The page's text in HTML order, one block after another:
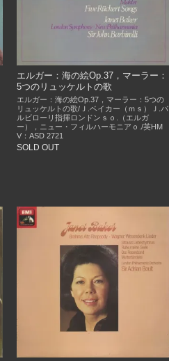
エルガー：海の絵Op.37，マーラー：
5つのリュッケルトの歌
エルガー：海の絵Op.37，マーラー：5つの
リュッケルトの歌/Ｊ.ベイカー（ｍｓ）Ｊ.バ
ルビローリ指揮ロンドンｓｏ.（エルガ
ー），ニュー・フィルハーモニアｏ./英HM
V：ASD 2721
SOLD OUT